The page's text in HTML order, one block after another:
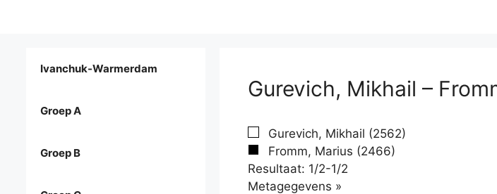
Gurevich, Mikhail –
Gurevich, Mikhail (2562)
Fromm, Marius (2466)
Resultaat: 1/2-1/2
Metagegevens »
Ivanchuk-Warmerdam
Groep A
Groep B